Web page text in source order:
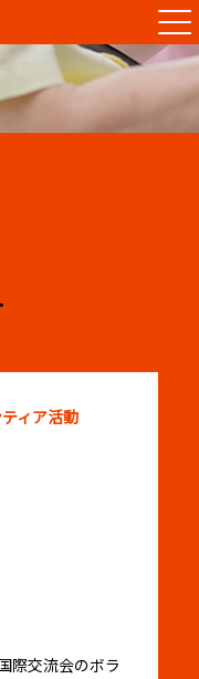
ィア活動
際交流会のボラ